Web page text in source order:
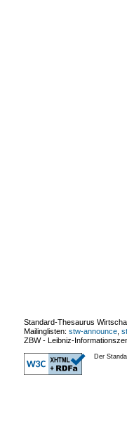
Standard-Thesaurus
Mailinglisten: stw-announce
ZBW - Leibniz-
Der